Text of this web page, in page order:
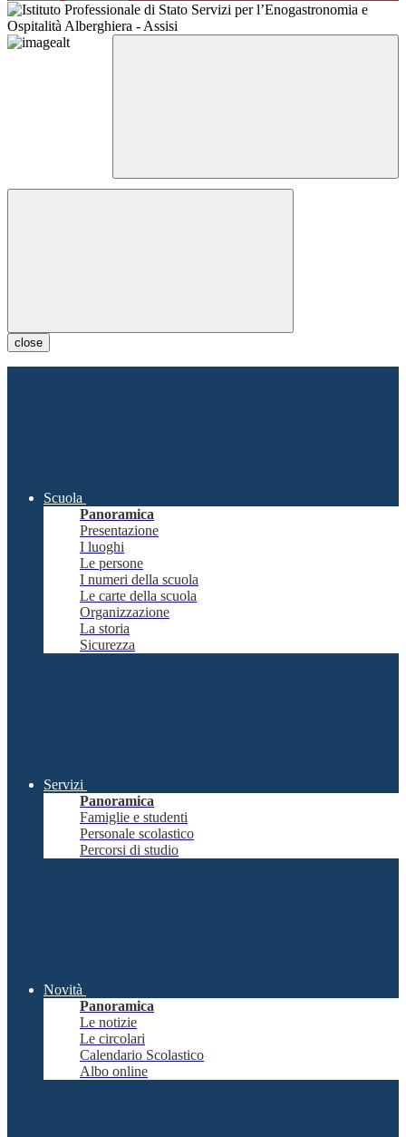
close
Scuola
Panoramica
Presentazione
I luoghi
Le persone
I numeri della scuola
Le carte della scuola
Organizzazione
La storia
Sicurezza
Servizi
Panoramica
Famiglie e studenti
Personale scolastico
Percorsi di studio
Novità
Panoramica
Le notizie
Le circolari
Calendario Scolastico
Albo online